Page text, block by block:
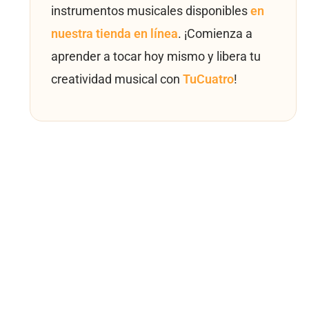
instrumentos musicales disponibles en
nuestra tienda en línea. ¡Comienza a
aprender a tocar hoy mismo y libera tu
creatividad musical con TuCuatro!